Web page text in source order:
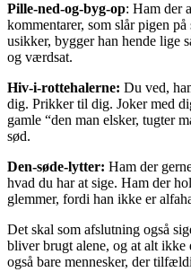
Pille-ned-og-byg-op: Ham der
kommentarer, som slår pigen
usikker, bygger han hende lige
og værdsat.
Hiv-i-rottehalerne: Du ved,
dig. Prikker til dig. Joker med
gamle “den man elsker, tugter
sød.
Den-søde-lytter: Ham der
hvad du har at sige. Ham der
glemmer, fordi han ikke er
Det skal som afslutning også
bliver brugt alene, og at alt ikke
også bare mennesker, der